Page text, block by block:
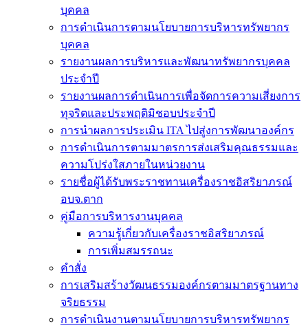
บุคคล
การดำเนินการตามนโยบายการบริหารทรัพยากร
บุคคล
รายงานผลการบริหารและพัฒนาทรัพยากรบุคคล
ประจำปี
รายงานผลการดำเนินการเพื่อจัดการความเสี่ยงการ
ทุจริตและประพฤติมิชอบประจำปี
การนำผลการประเมิน ITA ไปสู่งการพัฒนาองค์กร
การดำเนินการตามมาตรการส่งเสริมคุณธรรมและ
ความโปร่งใสภายในหน่วยงาน
รายชื่อผู้ได้รับพระราชทานเครื่องราชอิสริยาภรณ์
อบจ.ตาก
คู่มือการบริหารงานบุคคล
ความรู้เกี่ยวกับเครื่องราชอิสริยาภรณ์
การเพิ่มสมรรถนะ
คำสั่ง
การเสริมสร้างวัฒนธรรมองค์กรตามมาตรฐานทาง
จริยธรรม
การดำเนินงานตามนโยบายการบริหารทรัพยากร